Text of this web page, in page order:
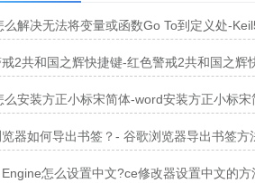
么解决无法将变量或函数Go To到定义处-
2共和国之辉快捷键-红色警戒2共和国之辉
么安装方正小标宋简体-word安装方正小标宋
器如何导出书签？- 谷歌浏览器导出书签方
怎么设置中文?ce修改器设置中文的方